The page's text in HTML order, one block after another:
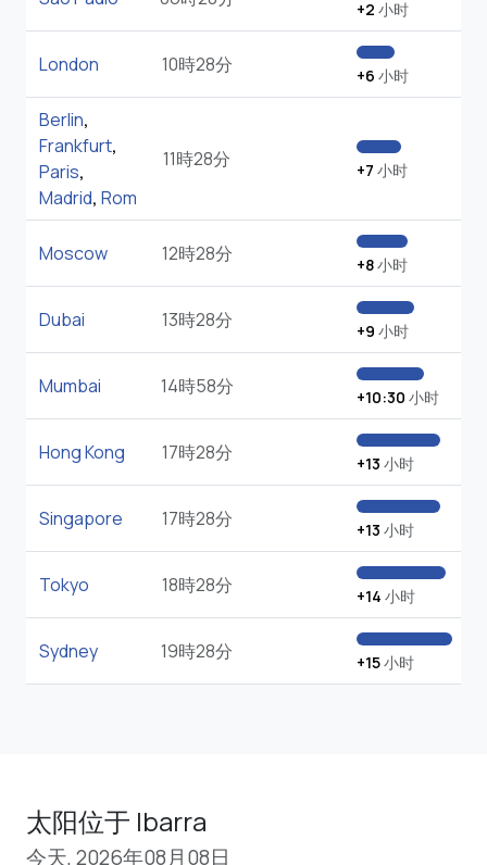
+2 小时
London 10時28分 +6 小时
Berlin,
Frankfurt,
Paris,
Madrid, Rom
11時28分 +7 小时
Moscow 12時28分 +8小时
Dubai 13時28分 +9 小时
Mumbai 14時58分 +10:30 小时
Hong Kong 17時28分 +13 小时
Singapore 17時28分 +13 小时
Tokyo 18時28分 +14 小时
Sydney 19時28分 +15小时
太阳位于 Ibarra
今天, 2026年08月08日